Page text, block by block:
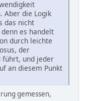
Aber die Logik
das nicht
es handelt
durch leichte
der
führt, und jeder
an diesem Punkt
gemessen,